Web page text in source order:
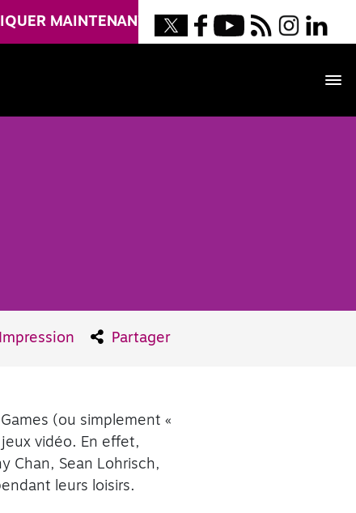
MAINTENANT
Impression Partager
(ou simplement «
vidéo. En effet,
Chan, Sean Lohrisch,
leurs loisirs.